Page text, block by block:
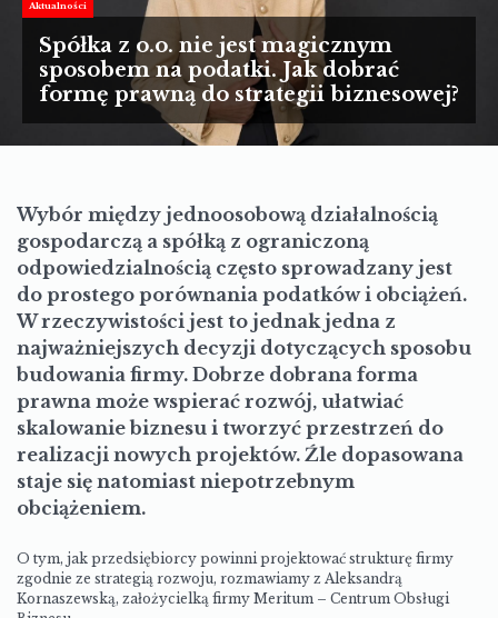
MOTORYZACJA
LIFESTYLE
Aktualności
Spółka z o.o. nie jest magicznym
sposobem na podatki. Jak dobrać
formę prawną do strategii biznesowej?
Wybór między jednoosobową działalnością
gospodarczą a spółką z ograniczoną
odpowiedzialnością często sprowadzany jest
do prostego porównania podatków i obciążeń.
W rzeczywistości jest to jednak jedna z
najważniejszych decyzji dotyczących sposobu
budowania firmy. Dobrze dobrana forma
prawna może wspierać rozwój, ułatwiać
skalowanie biznesu i tworzyć przestrzeń do
realizacji nowych projektów. Źle dopasowana
staje się natomiast niepotrzebnym
obciążeniem.
O tym, jak przedsiębiorcy powinni projektować strukturę firmy
zgodnie ze strategią rozwoju, rozmawiamy z Aleksandrą
Kornaszewską, założycielką firmy Meritum – Centrum Obsługi